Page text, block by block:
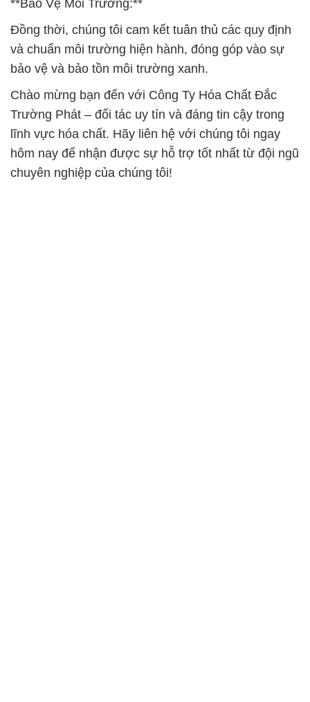
**Bảo Vệ Môi Trường:**
Đồng thời, chúng tôi cam kết tuân thủ các quy định
và chuẩn môi trường hiện hành, đóng góp vào sự
bảo vệ và bảo tồn môi trường xanh.
Chào mừng bạn đến với Công Ty Hóa Chất Đắc
Trường Phát – đối tác uy tín và đáng tin cậy trong
lĩnh vực hóa chất. Hãy liên hệ với chúng tôi ngay
hôm nay để nhận được sự hỗ trợ tốt nhất từ đội ngũ
chuyên nghiệp của chúng tôi!